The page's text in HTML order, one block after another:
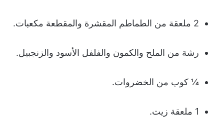
2 ملعقة من الطماطم المقشرة والمقطعة مكعبات.
رشة من الملح والكمون والفلفل الأسود والزنجبيل.
¼ كوب من الخضروات.
1 ملعقة زيت.